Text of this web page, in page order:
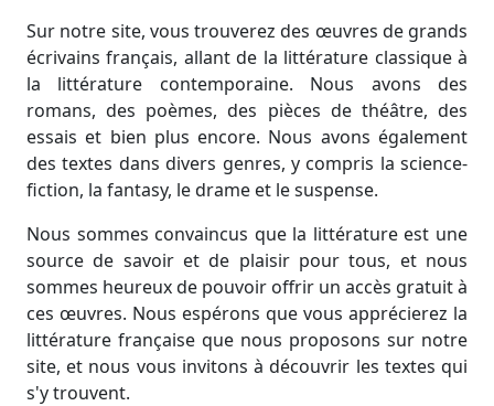
Sur notre site, vous trouverez des œuvres de grands
écrivains français, allant de la littérature classique à
la littérature contemporaine. Nous avons des
romans, des poèmes, des pièces de théâtre, des
essais et bien plus encore. Nous avons également
des textes dans divers genres, y compris la science-
fiction, la fantasy, le drame et le suspense.
Nous sommes convaincus que la littérature est une
source de savoir et de plaisir pour tous, et nous
sommes heureux de pouvoir offrir un accès gratuit à
ces œuvres. Nous espérons que vous apprécierez la
littérature française que nous proposons sur notre
site, et nous vous invitons à découvrir les textes qui
s'y trouvent.